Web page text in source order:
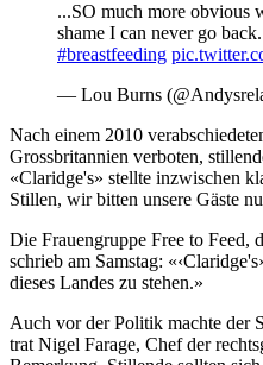
...SO much more obvious
shame I can never go
#breastfeeding
— Lou Burns
Nach einem 2010
Grossbritannien verboten,
«Claridge's» stellte inzwischen
Stillen, wir bitten unsere Gäste
Die Frauengruppe Free to Feed,
schrieb am Samstag:
dieses Landes zu stehen.»
Auch vor der Politik machte der
trat Nigel Farage, Chef der